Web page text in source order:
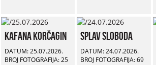
Kafana Korčagin
DATUM: 25.07.2026.
BROJ FOTOGRAFIJA: 25
Splav Sloboda
DATUM: 24.07.2026.
BROJ FOTOGRAFIJA: 69